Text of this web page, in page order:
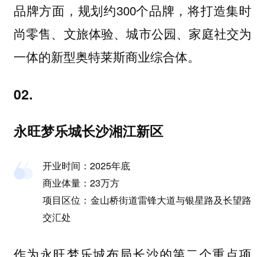
品牌方面，规划约300个品牌，将打造集时
尚零售、文旅体验、城市公园、家庭社交为
一体的新型奥特莱斯商业综合体。
02.
永旺梦乐城长沙湘江新区
开业时间：2025年底
商业体量：23万方
项目区位：金山桥街道雷锋大道与银星路及长望路
交汇处
作为永旺梦乐城布局长沙的第二个重点项